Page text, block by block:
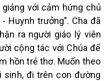
với cảm hứng chủ
Huynh trưởng”. Cha đã
ra người giáo lý viên
cộng tác với Chúa để
hồn trẻ thơ. Muốn theo
sinh, đi trên con đường